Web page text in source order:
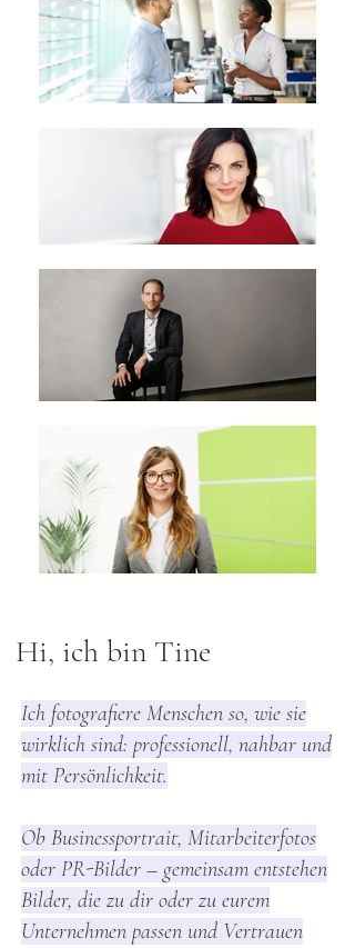
Hi, ich bin Tine
Ich fotografiere Menschen so, wie sie
wirklich sind: professionell, nahbar und
mit Persönlichkeit.
Ob Businessportrait, Mitarbeiterfotos
oder PR-Bilder – gemeinsam entstehen
Bilder, die zu dir oder zu eurem
Unternehmen passen und Vertrauen